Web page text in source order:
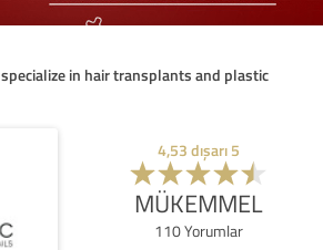
in hair transplants and plastic
4,53 dışarı 5
MÜKEMMEL
110Yorumlar